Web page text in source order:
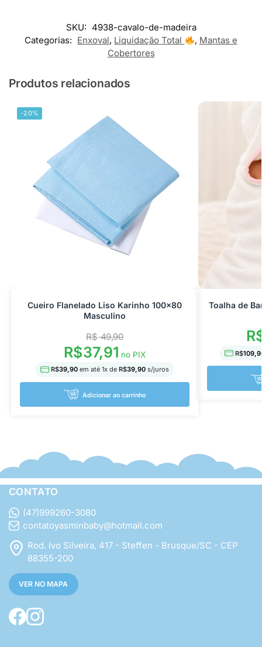
SKU: 4938-cavalo-de-madeira
Categorias: Enxoval, Liquidação Total , Mantas e
Cobertores
Produtos relacionados
-20%
Cueiro Flanelado Liso Karinho 100×80
Masculino
R$49,90
R$37,91 no PIX
R$39,90 em até 1x de R$39,90s/juros
Adicionar ao carrinho
Toalha de
R$
CONTATO
(47)999260-3080
contatoyasminbaby@hotmail.com
Rod. Ivo Silveira, 417 - Steffen - Brusque/SC - CEP
88355-200
VER NO MAPA